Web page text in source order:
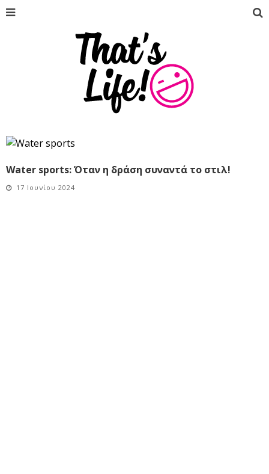
Water sports: Όταν η δράση συναντά το στιλ!
17 Ιουνίου 2024